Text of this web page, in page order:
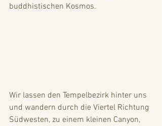
buddhistischen Kosmos.
Wir lassen den Tempelbezirk hinter uns
und wandern durch die Viertel Richtung
Südwesten, zu einem kleinen Canyon,